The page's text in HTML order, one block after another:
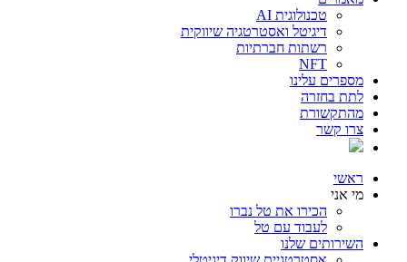
טכנולוגית AI
דיגיטל ואסטרטגיה שיווקית
רשתות חברתיות
NFT
מספרים עלינו
לתת בחזרה
מהתקשורת
צרו קשר
ראשי
מי אני
הכירו את טל נברו
לעבוד עם טל
השירותים שלנו